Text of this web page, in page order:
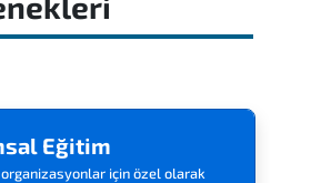
Eğitim
için özel olarak